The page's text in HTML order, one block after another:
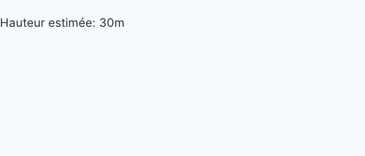
Hauteur estimée: 30m